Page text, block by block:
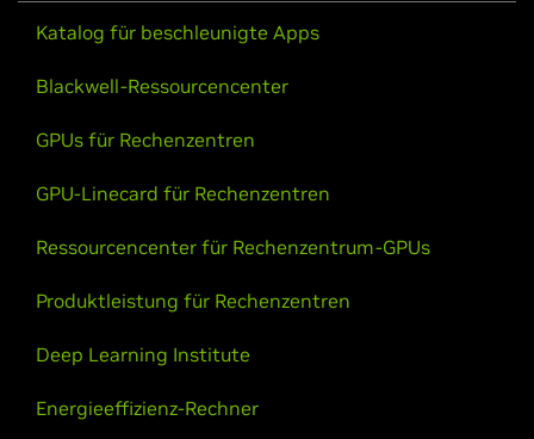
Katalog für beschleunigte Apps
Blackwell-Ressourcencenter
GPUs für Rechenzentren
GPU-Linecard für Rechenzentren
Ressourcencenter für Rechenzentrum-GPUs
Produktleistung für Rechenzentren
Deep Learning Institute
Energieeffizienz-Rechner